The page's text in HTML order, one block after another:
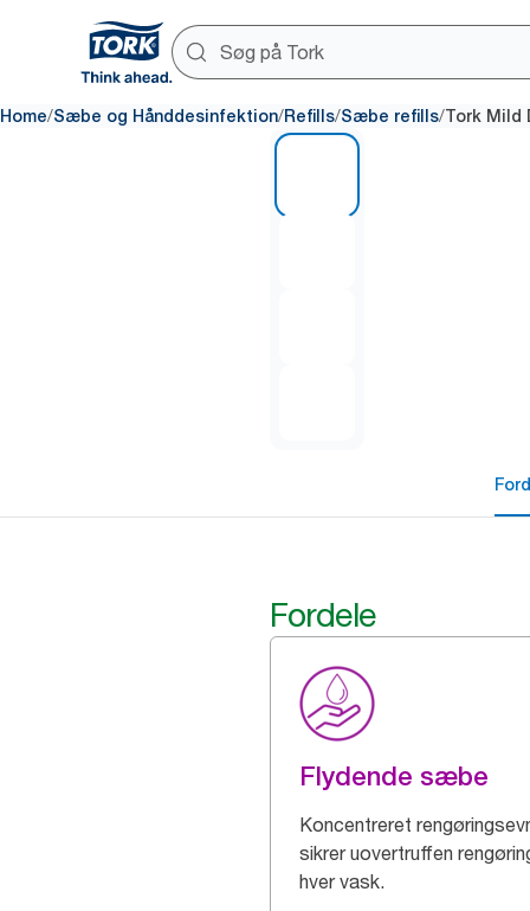
Home/Sæbe og Hånddesinfektion/Refills/Sæbe refills/Tork Mild
Fordele
Flydende sæbe
Koncentreret
sikrer uovertruffen
hver vask.